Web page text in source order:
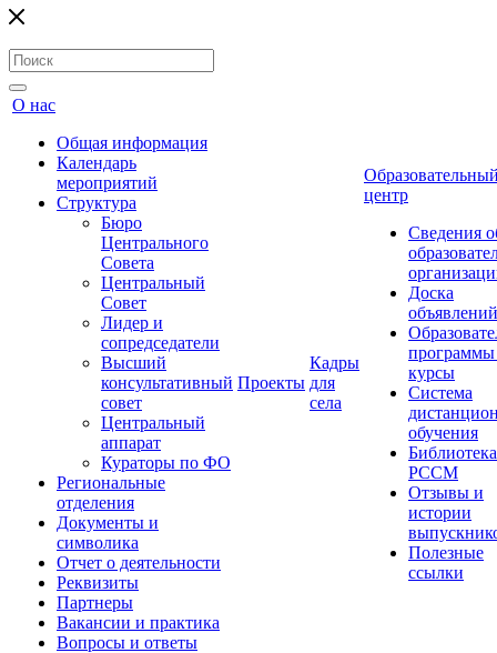
О нас
Общая информация
Календарь
мероприятий
Структура
Бюро
Центрального
Совета
Центральный
Совет
Лидер и
сопредседатели
Высший
консультативный
совет
Центральный
аппарат
Кураторы по ФО
Региональные
отделения
Документы и
символика
Отчет о деятельности
Реквизиты
Партнеры
Вакансии и практика
Вопросы и ответы
Проекты
Кадры
для
села
центр
Сведения
Доска
объявлений
курсы
Система
обучения
Библиотека
РССМ
Отзывы и
истории
Полезные
ссылки